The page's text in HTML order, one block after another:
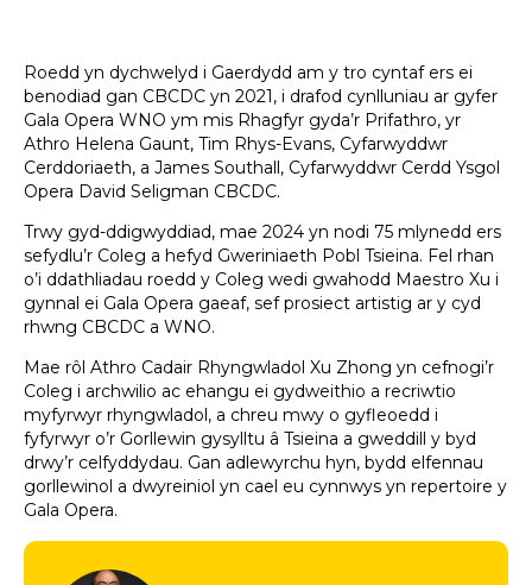
Roedd yn dychwelyd i Gaerdydd am y tro cyntaf ers ei
benodiad gan CBCDC yn 2021, i drafod cynlluniau ar gyfer
Gala Opera WNO ym mis Rhagfyr gyda’r Prifathro, yr
Athro Helena Gaunt, Tim Rhys-Evans, Cyfarwyddwr
Cerddoriaeth, a James Southall, Cyfarwyddwr Cerdd Ysgol
Opera David Seligman CBCDC.
Trwy gyd-ddigwyddiad, mae 2024 yn nodi 75 mlynedd ers
sefydlu’r Coleg a hefyd Gweriniaeth Pobl Tsieina. Fel rhan
o’i ddathliadau roedd y Coleg wedi gwahodd Maestro Xu i
gynnal ei Gala Opera gaeaf, sef prosiect artistig ar y cyd
rhwng CBCDC a WNO.
Mae rôl Athro Cadair Rhyngwladol Xu Zhong yn cefnogi’r
Coleg i archwilio ac ehangu ei gydweithio a recriwtio
myfyrwyr rhyngwladol, a chreu mwy o gyfleoedd i
fyfyrwyr o’r Gorllewin gysylltu â Tsieina a gweddill y byd
drwy’r celfyddydau. Gan adlewyrchu hyn, bydd elfennau
gorllewinol a dwyreiniol yn cael eu cynnwys yn repertoire y
Gala Opera.